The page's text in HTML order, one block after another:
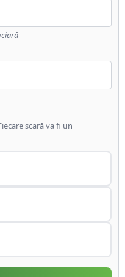
scară va fi un